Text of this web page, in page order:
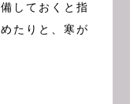
しておくと指
たりと、寒が